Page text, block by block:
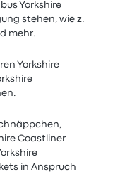
Yorkshire
stehen, wie z.
mehr.
Yorkshire
Coastliner
in Anspruch